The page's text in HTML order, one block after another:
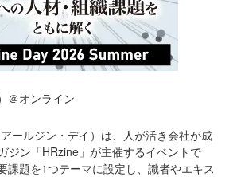
＠オンライン
ールジン・デイ）は、人が活き会社が成
ジン「HRzine」が主催するイベントで
課題を1つテーマに設定し、識者やエキス